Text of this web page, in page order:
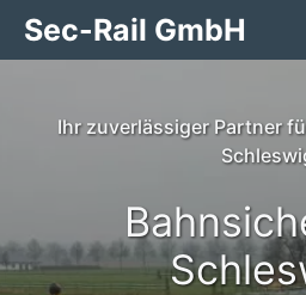
Zum
InhaltSec-Rail GmbH
Ihr zuverlässiger Partner